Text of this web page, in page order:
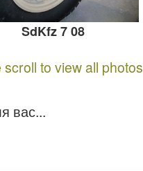
SdKfz 7 08
to view all photos
вас...